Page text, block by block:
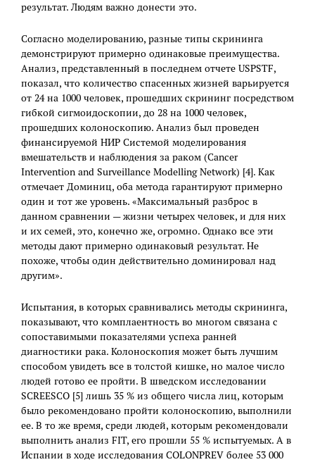
результат. Людям важно донести это.
Согласно моделированию, разные типы скрининга
демонстрируют примерно одинаковые преимущества.
Анализ, представленный в последнем отчете USPSTF,
показал, что количество спасенных жизней варьируется
от 24 на 1000 человек, прошедших скрининг посредством
гибкой сигмоидоскопии, до 28 на 1000 человек,
прошедших колоноскопию. Анализ был проведен
финансируемой НИР Системой моделирования
вмешательств и наблюдения за раком (Cancer
Intervention and Surveillance Modelling Network) [4]. Как
отмечает Доминиц, оба метода гарантируют примерно
один и тот же уровень. «Максимальный разброс в
данном сравнении — жизни четырех человек, и для них
и их семей, это, конечно же, огромно. Однако все эти
методы дают примерно одинаковый результат. Не
похоже, чтобы один действительно доминировал над
другим».
Испытания, в которых сравнивались методы скрининга,
показывают, что комплаентность во многом связана с
сопоставимыми показателями успеха ранней
диагностики рака. Колоноскопия может быть лучшим
способом увидеть все в толстой кишке, но малое число
людей готово ее пройти. В шведском исследовании
SCREESCO [5] лишь 35 % из общего числа лиц, которым
было рекомендовано пройти колоноскопию, выполнили
ее. В то же время, среди людей, которым рекомендовали
выполнить анализ FIT, его прошли 55 % испытуемых. А в
Испании в ходе исследования COLONPREV более 53 000